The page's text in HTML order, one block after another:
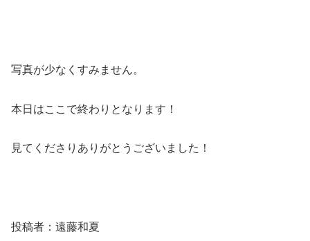
写真が少なくすみません。
本日はここで終わりとなります！
見てくださりありがとうございました！
投稿者：遠藤和夏